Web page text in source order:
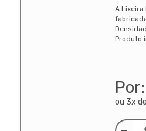
A
Produto
Por:
ou 3x de